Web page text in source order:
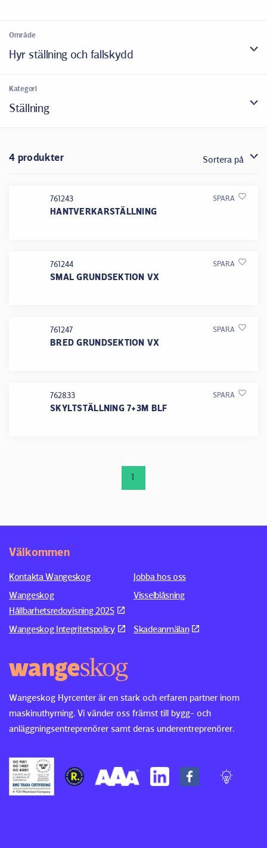
Område
Hyr ställning och fallskydd
Kategori
Ställning
4 produkter Sortera på
761243
HANTVERKARSTÄLLNING
SPARA
761244
SMAL GRUNDSEKTION VX
SPARA
761247
BRED GRUNDSEKTION VX
SPARA
762833
SKYLTSTÄLLNING 7+3M BLF
SPARA
1
Wangeskog Hyrcenter är en stark och erfaren partner inom
maskinuthyrning. Vi vänder oss främst till bygg- och
anläggningsentreprenörer samt deras underentreprenörer.
Välkommen
Kontakta Wangeskog
Jobba hos oss
Wangeskog
Hållbarhetsredovisning 2025
Visselblåsning
Wangeskog Integritetspolicy Skadeanmälan